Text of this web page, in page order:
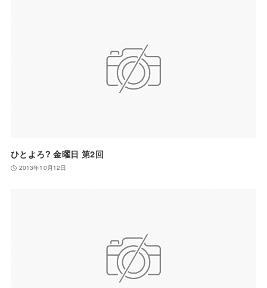
ひとよろ? 金曜日 第2回
2013年10月12日